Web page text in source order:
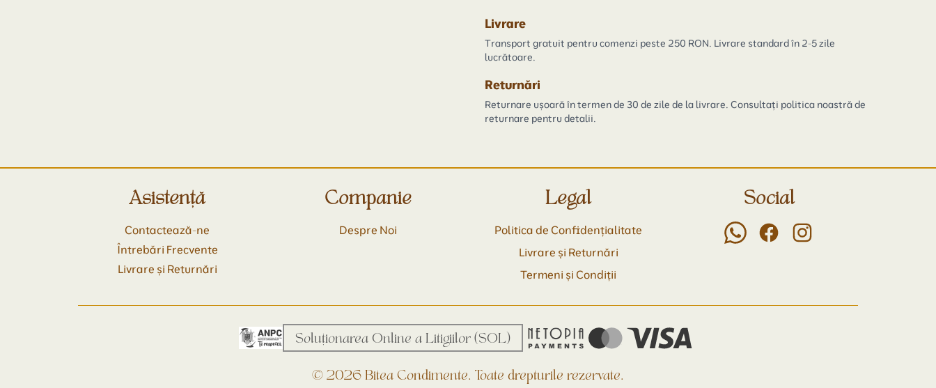
Livrare
Transport gratuit pentru comenzi peste 250 RON. Livrare standard în 2-5 zile
lucrătoare.
Returnări
Returnare ușoară în termen de 30 de zile de la livrare. Consultați politica noastră de
returnare pentru detalii.
Asistență
Contactează-ne
Întrebări Frecvente
Livrare și Returnări
Companie
Despre Noi
Legal
Politica de Confidențialitate
Livrare și Returnări
Termeni și Condiții
Social
Soluționarea Online a Litigiilor (SOL)
© 2026 Bitea Condimente. Toate drepturile rezervate.